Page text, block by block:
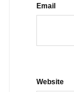
Email
Website